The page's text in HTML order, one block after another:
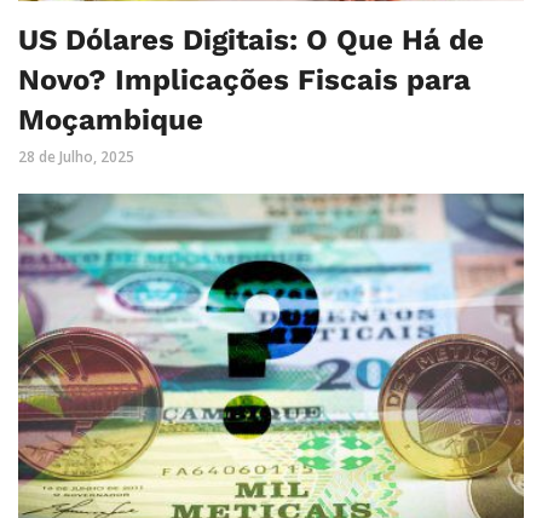
US Dólares Digitais: O Que Há de
Novo? Implicações Fiscais para
Moçambique
28 de Julho, 2025